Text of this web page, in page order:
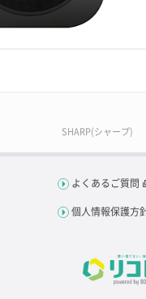
SHARP(シャープ)
よくあるご質問
個人情報保護方